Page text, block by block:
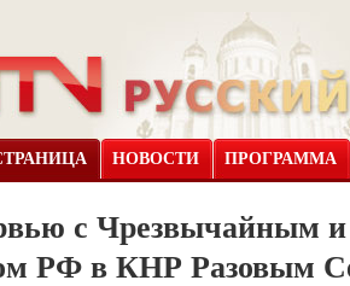
НОВОСТИ ПРОГРАММА
с Чрезвычайным
РФ в КНР Разовым